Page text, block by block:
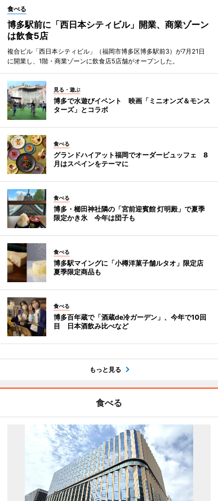
食べる
博多駅前に「西日本シティビル」開業、商業ゾーン
は飲食5店
複合ビル「西日本シティビル」（福岡市博多区博多駅前3）が7月21日
に開業し、1階・商業ゾーンに飲食店5店舗がオープンした。
見る・遊ぶ
博多で水遊びイベント 映画「ミニオンズ＆モンス
ターズ」とコラボ
食べる
グランドハイアット福岡でオーダービュッフェ 8
月はスペインをテーマに
食べる
博多・櫛田神社隣の「宮前迎賓館 灯明殿」で夏季
限定かき氷 今年は団子も
食べる
博多駅マイングに「小樽洋菓子舗ルタオ」限定店
夏季限定商品も
食べる
博多百年蔵で「酒蔵de冷ガーデン」、今年で10回
目 日本酒飲み比べなど
もっと見る
食べる